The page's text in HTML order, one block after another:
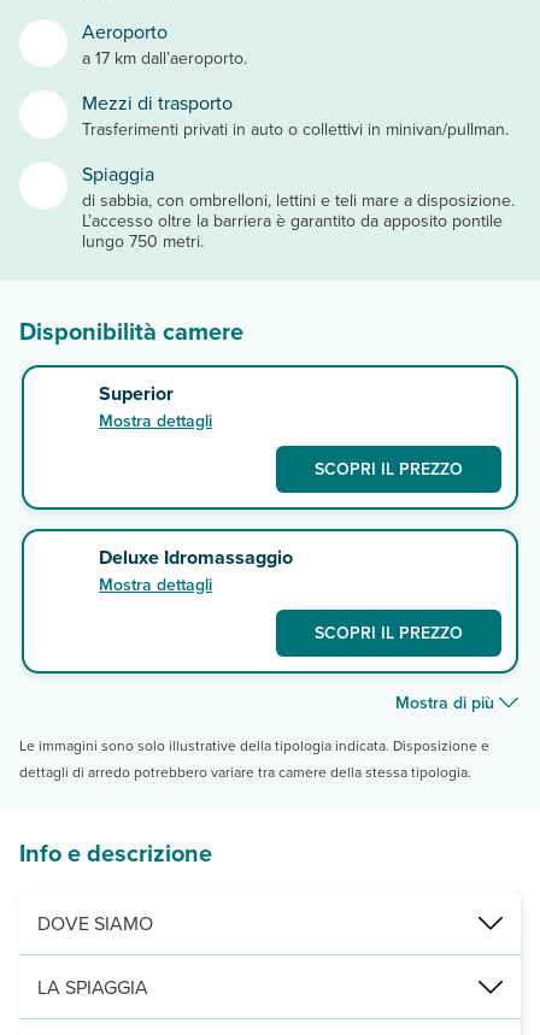
Aeroporto
a 17 km dall’aeroporto.
Mezzi di trasporto
Trasferimenti privati in auto o collettivi in minivan/pullman.
Spiaggia
di sabbia, con ombrelloni, lettini e teli mare a disposizione.
L’accesso oltre la barriera è garantito da apposito pontile
lungo 750 metri.
Disponibilità camere
Superior
Mostra dettagli
SCOPRI IL PREZZO
Deluxe Idromassaggio
Mostra dettagli
SCOPRI IL PREZZO
Mostra di più
Le immagini sono solo illustrative della tipologia indicata. Disposizione e
dettagli di arredo potrebbero variare tra camere della stessa tipologia.
Info e descrizione
DOVE SIAMO
Marsa Alam, direttamente sulla spiaggia, a 15 km da Port Ghalib
LA SPIAGGIA